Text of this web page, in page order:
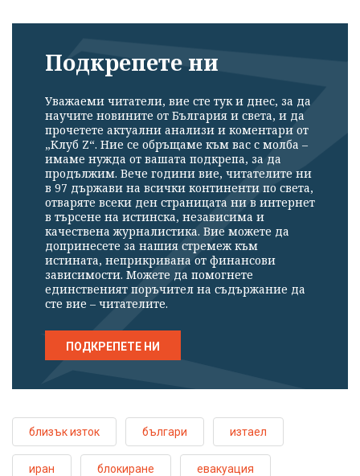
Подкрепете ни
Уважаеми читатели, вие сте тук и днес, за да
научите новините от България и света, и да
прочетете актуални анализи и коментари от
„Клуб Z“. Ние се обръщаме към вас с молба –
имаме нужда от вашата подкрепа, за да
продължим. Вече години вие, читателите ни
в 97 държави на всички континенти по света,
отваряте всеки ден страницата ни в интернет
в търсене на истинска, независима и
качествена журналистика. Вие можете да
допринесете за нашия стремеж към
истината, неприкривана от финансови
зависимости. Можете да помогнете
единственият поръчител на съдържание да
сте вие – читателите.
ПОДКРЕПЕТЕ НИ
близък изток българи изтаел
иран блокиране евакуация